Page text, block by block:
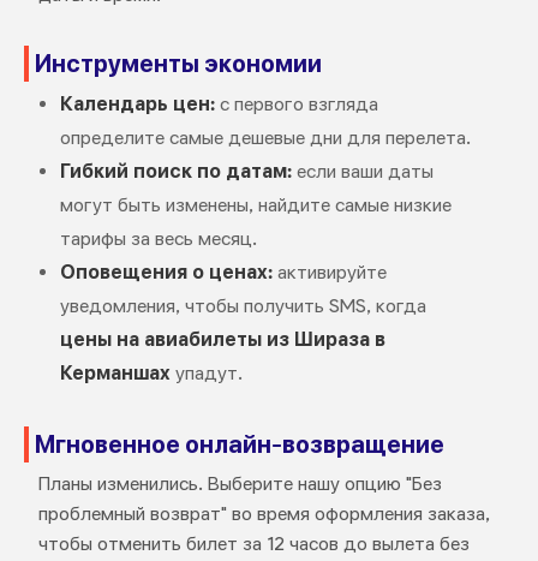
Инструменты экономии
Календарь цен:с первого взгляда
определите самые дешевые дни для перелета.
Гибкий поиск по датам:если ваши даты
могут быть изменены, найдите самые низкие
тарифы за весь месяц.
Оповещения о ценах:активируйте
уведомления, чтобы получить SMS, когда
цены на авиабилеты из Шираза в
Керманшах упадут.
Мгновенное онлайн-возвращение
Планы изменились. Выберите нашу опцию "Без
проблемный возврат" во время оформления заказа,
чтобы отменить билет за 12 часов до вылета без